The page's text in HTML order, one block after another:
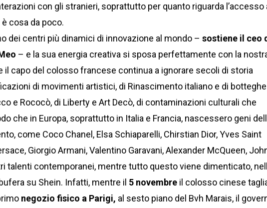
con gli stranieri, soprattutto per quanto riguarda l’accesso
cosa da poco.
dei centri più dinamici di innovazione al mondo –sostiene il ceo
– e la sua energia creativa si sposa perfettamente con la
il capo del colosso francese continua a ignorare secoli di storia
di movimenti artistici, di Rinascimento italiano e di botteghe
e Rococò, di Liberty e Art Decò, di contaminazioni culturali che
che in Europa, soprattutto in Italia e Francia, nascessero geni
come Coco Chanel, Elsa Schiaparelli, Chirstian Dior, Yves Saint
Giorgio Armani, Valentino Garavani, Alexander McQueen,
talenti contemporanei, mentre tutto questo viene dimenticato,
su Shein. Infatti, mentre il 5 novembre il colosso cinese
negozio fisico a Parigi, al sesto piano del Bvh Marais, il